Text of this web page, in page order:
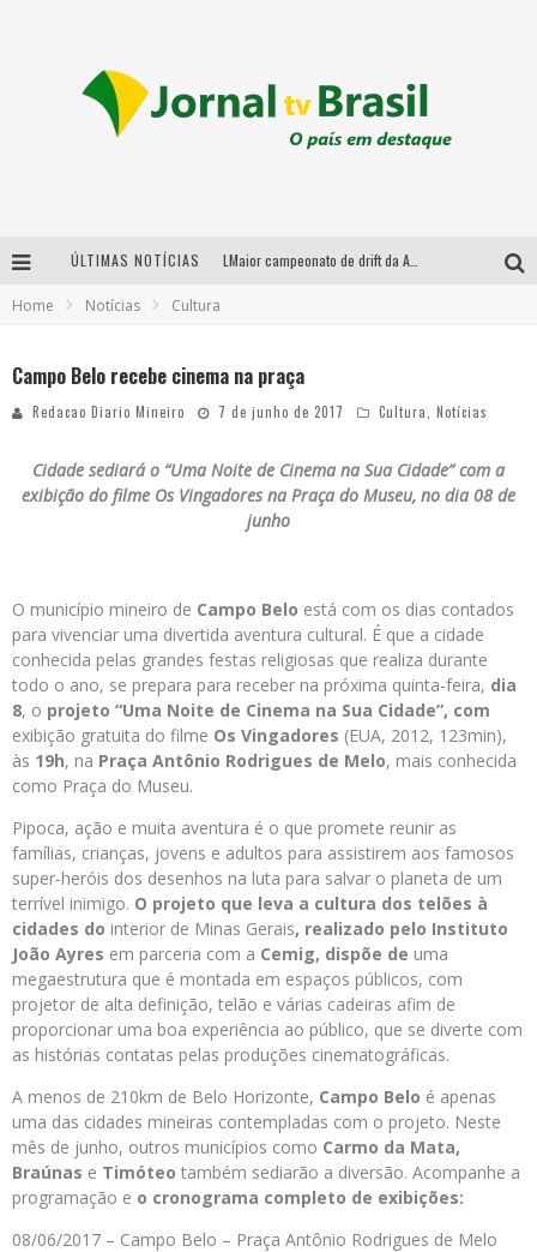
ÚLTIMAS NOTÍCIAS LMaior campeonato de drift da América Latina arrecada doações para vítimas das chuvas em MG neste fim de semana
Home Notícias Cultura
Campo Belo recebe cinema na praça
Redacao Diario Mineiro 7 de junho de 2017 Cultura Notícias
Cidade sediará o “Uma Noite de Cinema na Sua Cidade” com a
exibição do filme Os Vingadores na Praça do Museu, no dia 08 de
junho
O município mineiro de Campo Belo está com os dias contados
para vivenciar uma divertida aventura cultural. É que a cidade
conhecida pelas grandes festas religiosas que realiza durante
todo o ano, se prepara para receber na próxima quinta-feira, dia
8, o projeto “Uma Noite de Cinema na Sua Cidade”, com
exibição gratuita do filme Os Vingadores (EUA, 2012, 123min),
às 19h, na Praça Antônio Rodrigues de Melo, mais conhecida
como Praça do Museu.
Pipoca, ação e muita aventura é o que promete reunir as
famílias, crianças, jovens e adultos para assistirem aos famosos
super-heróis dos desenhos na luta para salvar o planeta de um
terrível inimigo. O projeto que leva a cultura dos telões à
cidades do interior de Minas Gerais, realizado pelo Instituto
João Ayres em parceria com a Cemig, dispõe de uma
megaestrutura que é montada em espaços públicos, com
projetor de alta definição, telão e várias cadeiras afim de
proporcionar uma boa experiência ao público, que se diverte com
as histórias contatas pelas produções cinematográficas.
A menos de 210km de Belo Horizonte, Campo Belo é apenas
uma das cidades mineiras contempladas com o projeto. Neste
mês de junho, outros municípios como Carmo da Mata,
Braúnas e Timóteo também sediarão a diversão. Acompanhe a
programação e o cronograma completo de exibições:
08/06/2017 – Campo Belo – Praça Antônio Rodrigues de Melo